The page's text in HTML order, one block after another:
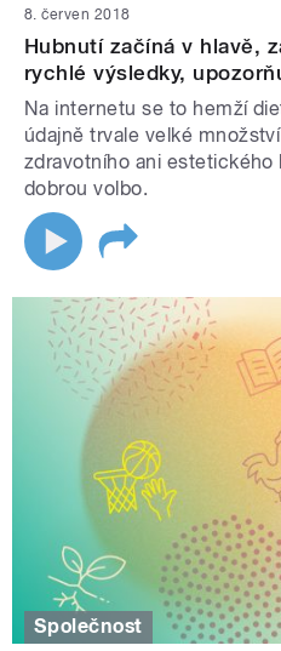
8. červen 2018
Hubnutí začíná v hlavě,
rychlé výsledky,
Na internetu se to hemží
údajně trvale velké
zdravotního ani estetického
dobrou volbo.
Společnost